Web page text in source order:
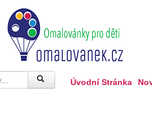
Úvodní Stránka